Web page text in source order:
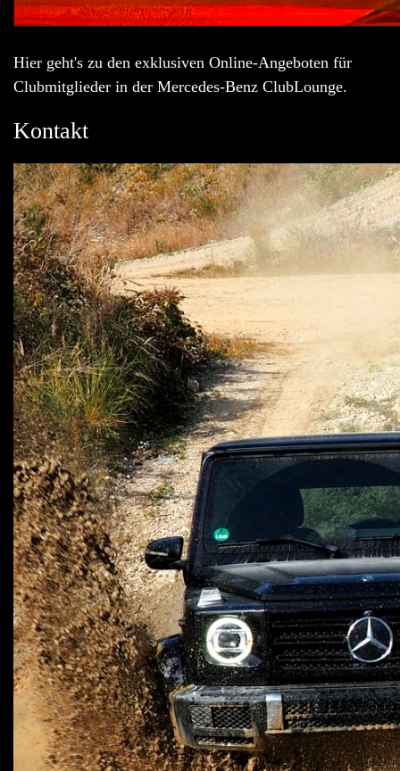
Hier geht's zu den exklusiven Online-Angeboten für
Clubmitglieder in der Mercedes-Benz ClubLounge.
Kontakt